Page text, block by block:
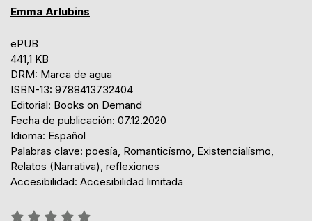
Emma Arlubins
ePUB
441,1 KB
DRM: Marca de agua
ISBN-13: 9788413732404
Editorial: Books on Demand
Fecha de publicación: 07.12.2020
Idioma: Español
Palabras clave: poesía, Romanticísmo, Existencialísmo,
Relatos (Narrativa), reflexiones
Accesibilidad: Accesibilidad limitada
Rating: